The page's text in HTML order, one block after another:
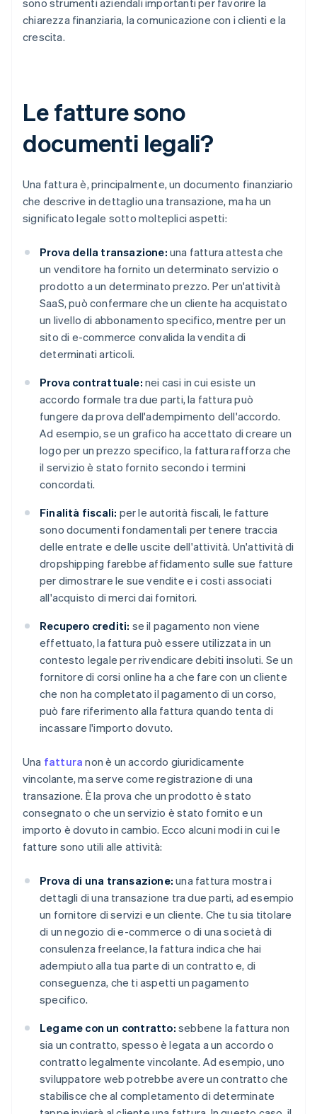
sono strumenti aziendali importanti per favorire la
chiarezza finanziaria, la comunicazione con i clienti e la
crescita.
Le fatture sono
documenti legali?
Una fattura è, principalmente, un documento finanziario
che descrive in dettaglio una transazione, ma ha un
significato legale sotto molteplici aspetti:
Prova della transazione: una fattura attesta che
un venditore ha fornito un determinato servizio o
prodotto a un determinato prezzo. Per un'attività
SaaS, può confermare che un cliente ha acquistato
un livello di abbonamento specifico, mentre per un
sito di e-commerce convalida la vendita di
determinati articoli.
Prova contrattuale: nei casi in cui esiste un
accordo formale tra due parti, la fattura può
fungere da prova dell'adempimento dell'accordo.
Ad esempio, se un grafico ha accettato di creare un
logo per un prezzo specifico, la fattura rafforza che
il servizio è stato fornito secondo i termini
concordati.
Finalità fiscali: per le autorità fiscali, le fatture
sono documenti fondamentali per tenere traccia
delle entrate e delle uscite dell'attività. Un'attività di
dropshipping farebbe affidamento sulle sue fatture
per dimostrare le sue vendite e i costi associati
all'acquisto di merci dai fornitori.
Recupero crediti: se il pagamento non viene
effettuato, la fattura può essere utilizzata in un
contesto legale per rivendicare debiti insoluti. Se un
fornitore di corsi online ha a che fare con un cliente
che non ha completato il pagamento di un corso,
può fare riferimento alla fattura quando tenta di
incassare l'importo dovuto.
Una fattura non è un accordo giuridicamente
vincolante, ma serve come registrazione di una
transazione. È la prova che un prodotto è stato
consegnato o che un servizio è stato fornito e un
importo è dovuto in cambio. Ecco alcuni modi in cui le
fatture sono utili alle attività:
Prova di una transazione: una fattura mostra i
dettagli di una transazione tra due parti, ad esempio
un fornitore di servizi e un cliente. Che tu sia titolare
di un negozio di e-commerce o di una società di
consulenza freelance, la fattura indica che hai
adempiuto alla tua parte di un contratto e, di
conseguenza, che ti aspetti un pagamento
specifico.
Legame con un contratto: sebbene la fattura non
sia un contratto, spesso è legata a un accordo o
contratto legalmente vincolante. Ad esempio, uno
sviluppatore web potrebbe avere un contratto che
stabilisce che al completamento di determinate